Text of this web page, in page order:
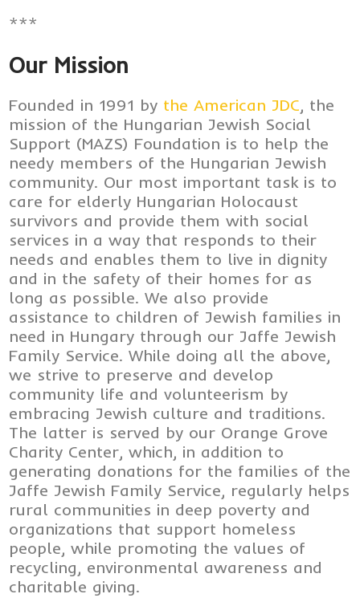
***
Our Mission
Founded in 1991 by the American JDC, the
mission of the Hungarian Jewish Social
Support (MAZS) Foundation is to help the
needy members of the Hungarian Jewish
community. Our most important task is to
care for elderly Hungarian Holocaust
survivors and provide them with social
services in a way that responds to their
needs and enables them to live in dignity
and in the safety of their homes for as
long as possible. We also provide
assistance to children of Jewish families in
need in Hungary through our Jaffe Jewish
Family Service. While doing all the above,
we strive to preserve and develop
community life and volunteerism by
embracing Jewish culture and traditions.
The latter is served by our Orange Grove
Charity Center, which, in addition to
generating donations for the families of the
Jaffe Jewish Family Service, regularly helps
rural communities in deep poverty and
organizations that support homeless
people, while promoting the values of
recycling, environmental awareness and
charitable giving.